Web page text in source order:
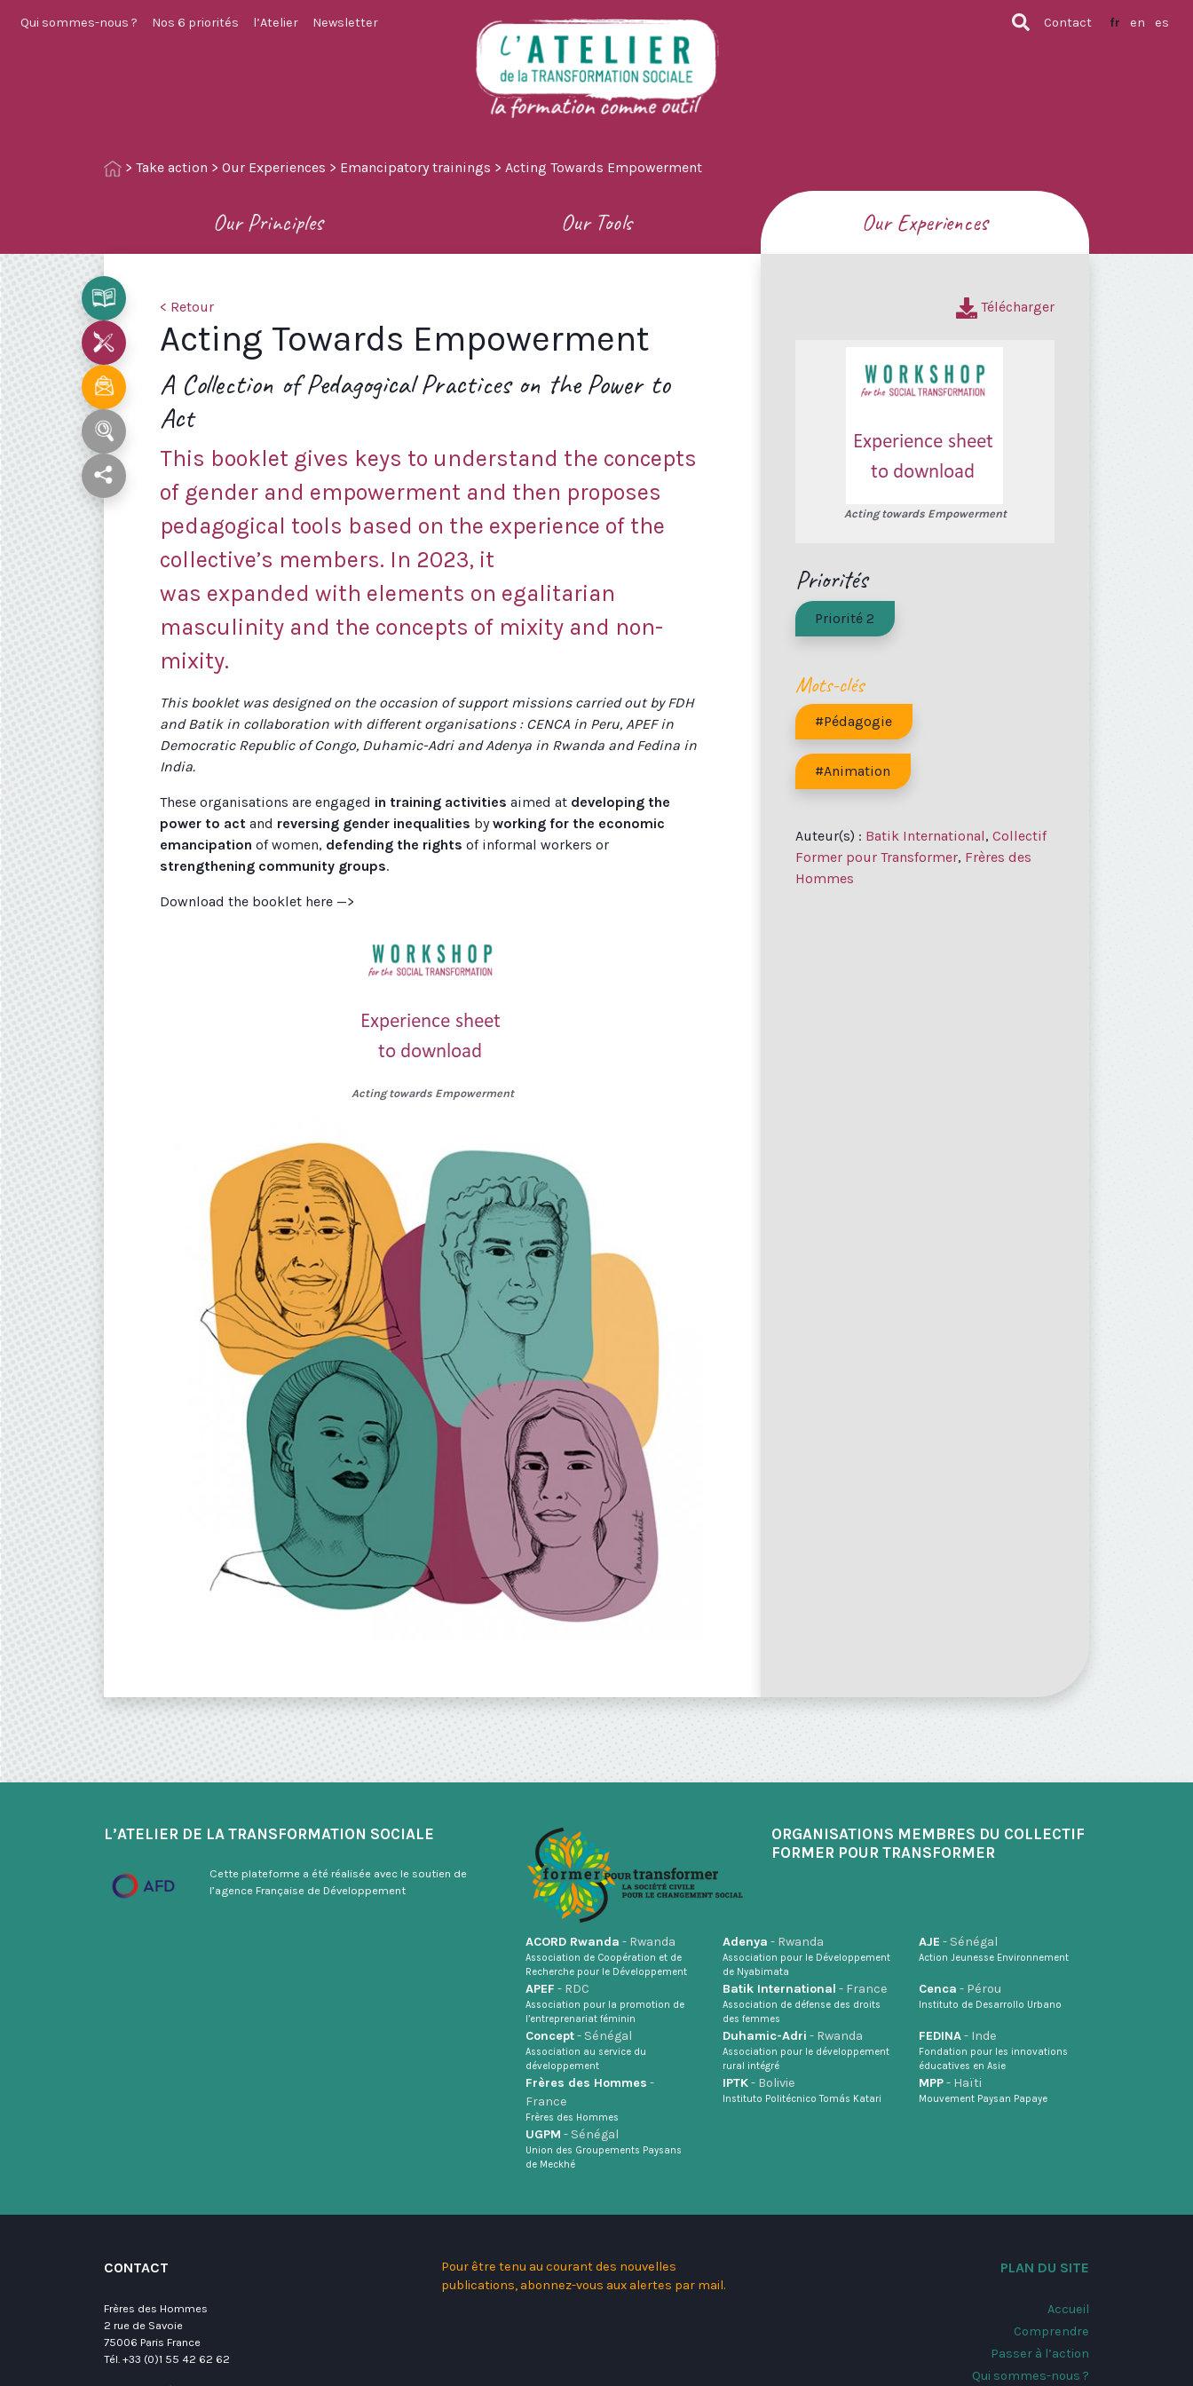
Qui sommes-nous ? Nos 6 priorités l’Atelier Newsletter Contact fr en es
> Take action > Our Experiences > Emancipatory trainings > Acting Towards Empowerment
Our Principles Our Tools Our Experiences
< Retour
Acting Towards Empowerment
A Collection of Pedagogical Practices on the Power to
Act
This booklet gives keys to understand the concepts
of gender and empowerment and then proposes
pedagogical tools based on the experience of the
collective’s members. In 2023, it
was expanded with elements on egalitarian
masculinity and the concepts of mixity and non-
mixity.
This booklet was designed on the occasion of support missions carried out by FDH
and Batik in collaboration with different organisations : CENCA in Peru, APEF in
Democratic Republic of Congo, Duhamic-Adri and Adenya in Rwanda and Fedina in
India.
These organisations are engaged in training activities aimed at developing the
power to act and reversing gender inequalities byworking for the economic
emancipation of women, defending the rights of informal workers or
strengthening community groups.
Download the booklet here —>
Acting towards Empowerment
Télécharger
Acting towards Empowerment
Priorités
Priorité 2
Mots-clés
#Pédagogie
#Animation
Auteur(s) : Batik International, Collectif
Former pour Transformer, Frères des
Hommes
L’ATELIER DE LA TRANSFORMATION SOCIALE
Cette plateforme a été réalisée avec le soutien de
l’agence Française de Développement
ORGANISATIONS MEMBRES DU COLLECTIF
FORMER POUR TRANSFORMER
ACORD Rwanda - Rwanda
Association de Coopération et de
Recherche pour le Développement
Adenya - Rwanda
Association pour le Développement
de Nyabimata
AJE - Sénégal
Action Jeunesse Environnement
APEF - RDC
Association pour la promotion de
l’entreprenariat féminin
Batik International - France
Association de défense des droits
des femmes
Cenca - Pérou
Instituto de Desarrollo Urbano
Concept- Sénégal
Association au service du
développement
Duhamic-Adri - Rwanda
Association pour le développement
rural intégré
FEDINA- Inde
Fondation pour les innovations
éducatives en Asie
Frères des Hommes -
France
Frères des Hommes
IPTK- Bolivie
Instituto Politécnico Tomás Katari
MPP- Haïti
Mouvement Paysan Papaye
UGPM - Sénégal
Union des Groupements Paysans
de Meckhé
CONTACT
Frères des Hommes
2 rue de Savoie
75006 Paris France
Tél. +33 (0)1 55 42 62 62
Pour être tenu au courant des nouvelles
publications, abonnez-vous aux alertes par mail.
PLAN DU SITE
Accueil
Comprendre
Passer à l’action
Qui sommes-nous ?